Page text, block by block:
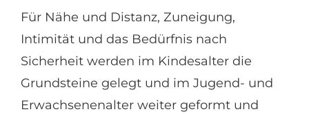
Für Nähe und Distanz, Zuneigung,
Intimität und das Bedürfnis nach
Sicherheit werden im Kindesalter die
Grundsteine gelegt und im Jugend- und
Erwachsenenalter weiter geformt und